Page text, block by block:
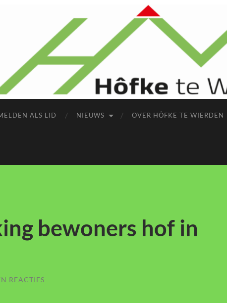
ALS LID NIEUWS OVER HÔFKE TE WIERDEN
bewoners hof in
REACTIES